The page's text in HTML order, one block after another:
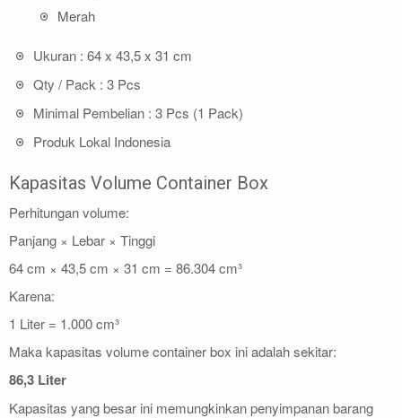
Merah
Ukuran : 64 x 43,5 x 31 cm
Qty / Pack : 3 Pcs
Minimal Pembelian : 3 Pcs (1 Pack)
Produk Lokal Indonesia
Kapasitas Volume Container Box
Perhitungan volume:
Panjang × Lebar × Tinggi
64 cm × 43,5 cm × 31 cm = 86.304 cm³
Karena:
1 Liter = 1.000 cm³
Maka kapasitas volume container box ini adalah sekitar:
86,3 Liter
Kapasitas yang besar ini memungkinkan penyimpanan barang